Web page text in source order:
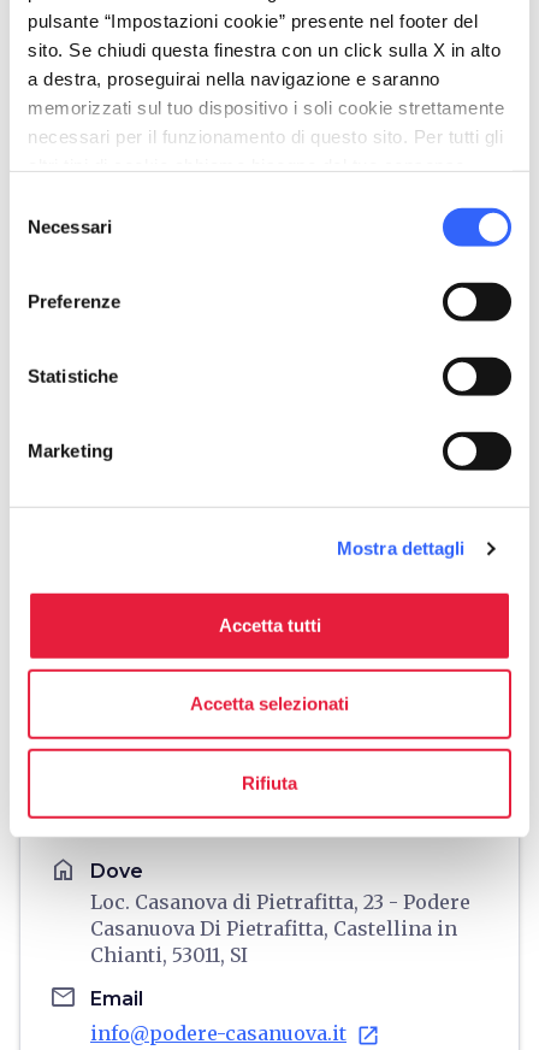
pulsante “Impostazioni cookie” presente nel footer del
sito. Se chiudi questa finestra con un click sulla X in alto
a destra, proseguirai nella navigazione e saranno
memorizzati sul tuo dispositivo i soli cookie strettamente
necessari per il funzionamento di questo sito. Per tutti gli
delNecessari
Preferenze
Statistiche
Marketing
Mostra dettagli
Accetta tutti
Accetta selezionati
Rifiuta
local_parking Parcheggio
Parcheggio
sports_basketball Sport
celebration Attività
pets Animali ammessi (Pet friendly)
Informazioni
home Dove
Loc. Casanova di Pietrafitta, 23 - Podere
Casanuova Di Pietrafitta, Castellina in
Chianti, 53011, SI
email Email
info@podere-casanuova.it open_in_new